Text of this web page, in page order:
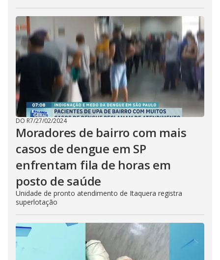
DO R7/27/02/2024
Moradores de bairro com mais
casos de dengue em SP
enfrentam fila de horas em
posto de saúde
Unidade de pronto atendimento de Itaquera registra
superlotação